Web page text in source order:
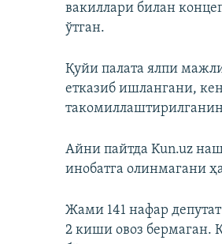
вакиллари билан
ўтган.
Қуйи палата ялпи
етказиб ишлангани,
Айни пайтда Kun.uz
инобатга олинмагани
Жами 141 нафар
2 киши овоз бермаган.